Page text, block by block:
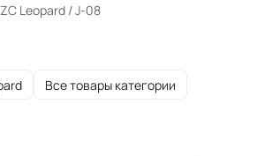
Leopard / J-08
Все товары категории